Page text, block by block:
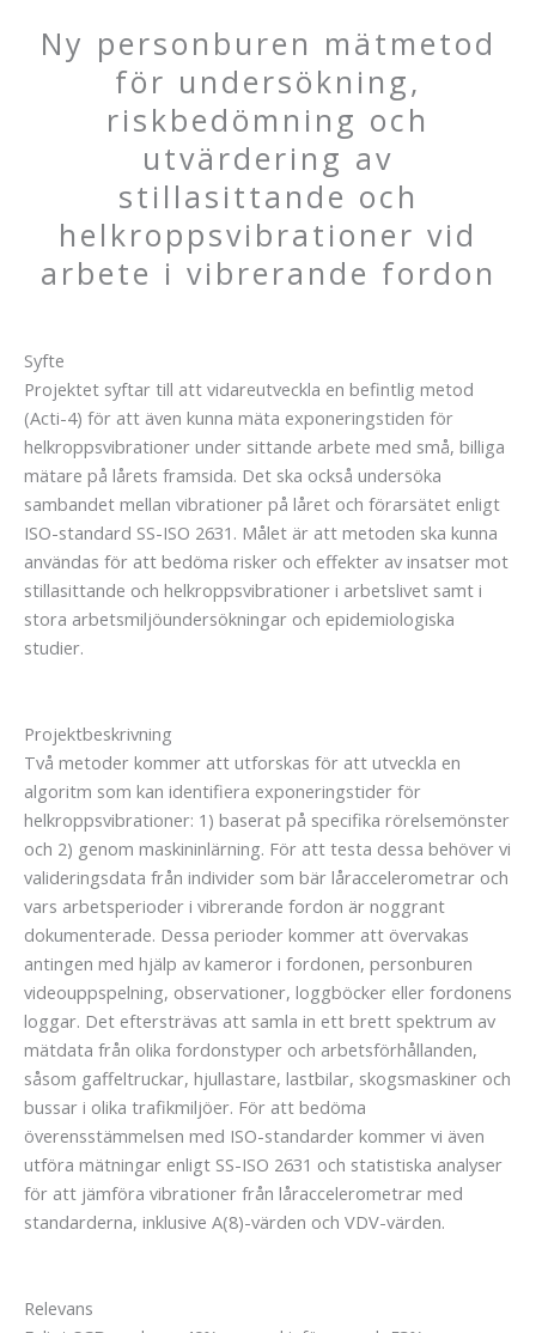
Ny personburen mätmetod
för undersökning,
riskbedömning och
utvärdering av
stillasittande och
helkroppsvibrationer vid
arbete i vibrerande fordon
Syfte
Projektet syftar till att vidareutveckla en befintlig metod
(Acti-4) för att även kunna mäta exponeringstiden för
helkroppsvibrationer under sittande arbete med små, billiga
mätare på lårets framsida. Det ska också undersöka
sambandet mellan vibrationer på låret och förarsätet enligt
ISO-standard SS-ISO 2631. Målet är att metoden ska kunna
användas för att bedöma risker och effekter av insatser mot
stillasittande och helkroppsvibrationer i arbetslivet samt i
stora arbetsmiljöundersökningar och epidemiologiska
studier.
Projektbeskrivning
Två metoder kommer att utforskas för att utveckla en
algoritm som kan identifiera exponeringstider för
helkroppsvibrationer: 1) baserat på specifika rörelsemönster
och 2) genom maskininlärning. För att testa dessa behöver vi
valideringsdata från individer som bär låraccelerometrar och
vars arbetsperioder i vibrerande fordon är noggrant
dokumenterade. Dessa perioder kommer att övervakas
antingen med hjälp av kameror i fordonen, personburen
videouppspelning, observationer, loggböcker eller fordonens
loggar. Det eftersträvas att samla in ett brett spektrum av
mätdata från olika fordonstyper och arbetsförhållanden,
såsom gaffeltruckar, hjullastare, lastbilar, skogsmaskiner och
bussar i olika trafikmiljöer. För att bedöma
överensstämmelsen med ISO-standarder kommer vi även
utföra mätningar enligt SS-ISO 2631 och statistiska analyser
för att jämföra vibrationer från låraccelerometrar med
standarderna, inklusive A(8)-värden och VDV-värden.
Relevans